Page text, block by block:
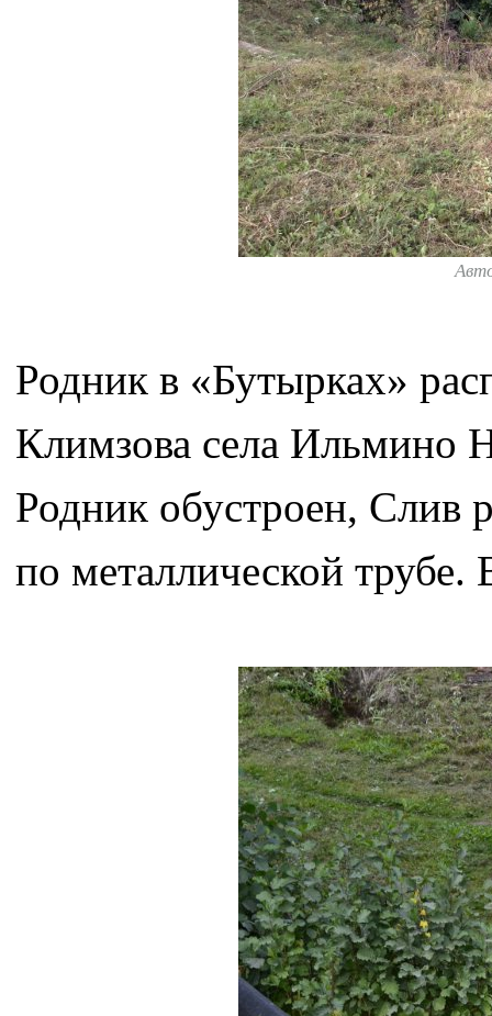
Родник в «Бутырках»
Климзова села Ильмино
Родник обустроен, Слив
по металлической трубе.